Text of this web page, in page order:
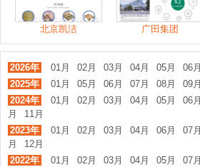
北京凯洁 广田集团
2026年 01月 02月 03月 04月 05月 06月
2025年
01月 05月 06月 07月 08月 09月
2024年
01月 02月 03月 04月 05月 06月
月
11月
2023年
01月 02月 03月 04月 06月 07月
月
12月
2022年
01月 02月 03月 04月 05月 07月